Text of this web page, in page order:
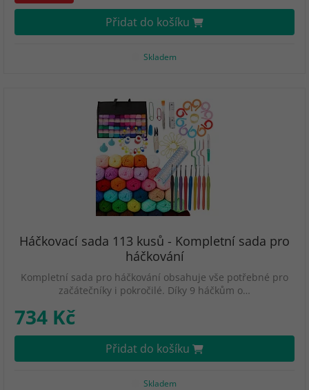
Přidat do košíku
Skladem
Háčkovací sada 113 kusů - Kompletní sada pro
háčkování
Kompletní sada pro háčkování obsahuje vše potřebné pro
začátečníky i pokročilé. Díky 9 háčkům o…
734 Kč
Přidat do košíku
Skladem